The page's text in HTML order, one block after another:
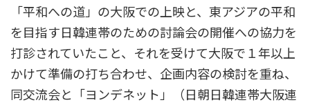
「平和への道」の大阪での上映と、東アジアの平和
を目指す日韓連帯のための討論会の開催への協力を
打診されていたこと、それを受けて大阪で１年以上
かけて準備の打ち合わせ、企画内容の検討を重ね、
同交流会と「ヨンデネット」（日朝日韓連帯大阪連